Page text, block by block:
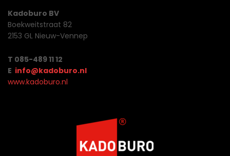
Kadoburo BV
Boekweitstraat 82
2153 GL Nieuw-Vennep
T 085-489 11 12
E info@kadoburo.nl
www.kadoburo.nl